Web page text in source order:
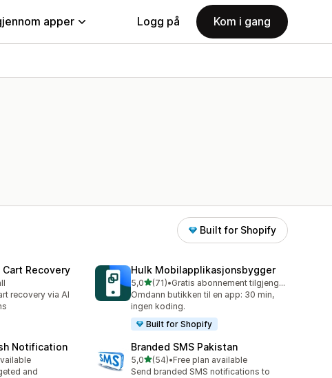
apper Logg på Kom i gang
Built for Shopify
Recovery
recovery via AI
Hulk Mobilapplikasjonsbygger
5,0av 5 stjerner
(71)
Totalt 71 omtaler
•
Gratis abonnement tilgjengelig
Omdann butikken til en app: 30 min,
ingen koding.
Built for Shopify
Notification
and
Branded SMS Pakistan
5,0av 5 stjerner
(54)
Totalt 54 omtaler
•Free plan available
Send branded SMS notifications to